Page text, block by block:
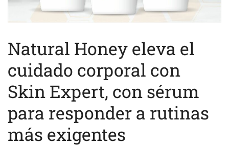
Natural Honey eleva el
cuidado corporal con
Skin Expert, con sérum
para responder a rutinas
más exigentes